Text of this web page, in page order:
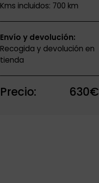
Kms incluidos: 700 km
Envío y devolución:
Recogida y devolución en
tienda
Precio: 630€